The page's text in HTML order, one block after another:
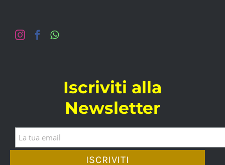
Iscriviti alla
Newsletter